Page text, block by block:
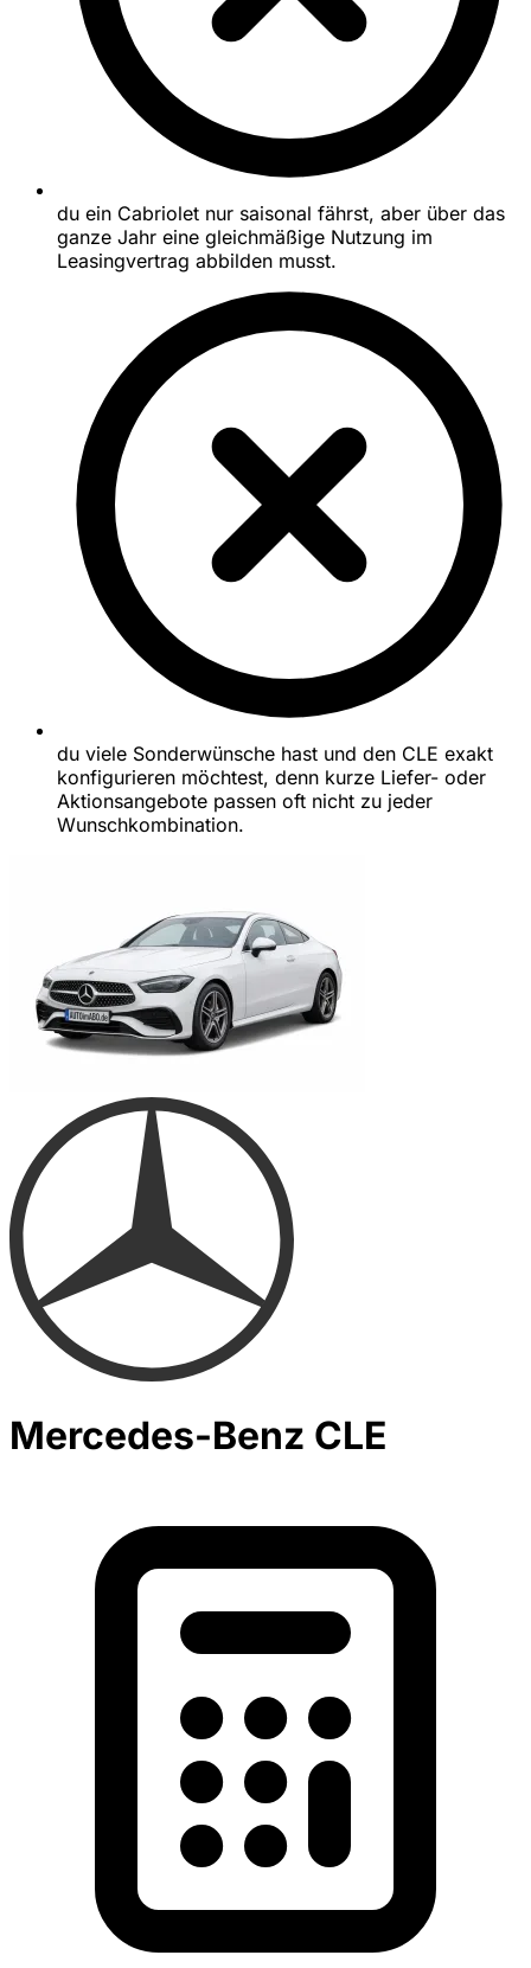
du ein Cabriolet nur saisonal fährst, aber über das
ganze Jahr eine gleichmäßige Nutzung im
Leasingvertrag abbilden musst.
du viele Sonderwünsche hast und den CLE exakt
konfigurieren möchtest, denn kurze Liefer- oder
Aktionsangebote passen oft nicht zu jeder
Wunschkombination.
Mercedes-Benz CLE